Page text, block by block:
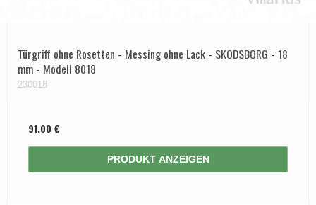
Türgriff ohne Rosetten - Messing ohne Lack - SKODSBORG - 18
mm - Modell 8018
230018
91,00 €
PRODUKT ANZEIGEN